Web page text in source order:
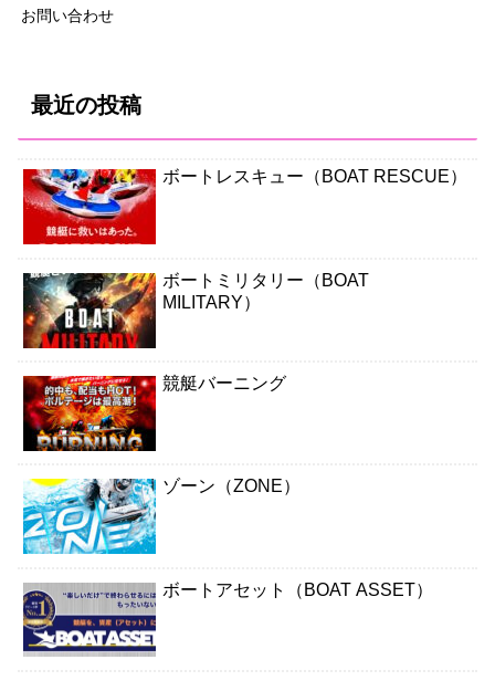
お問い合わせ
最近の投稿
ボートレスキュー（BOAT RESCUE）
ボートミリタリー（BOAT
MILITARY）
競艇バーニング
ゾーン（ZONE）
ボートアセット（BOAT ASSET）